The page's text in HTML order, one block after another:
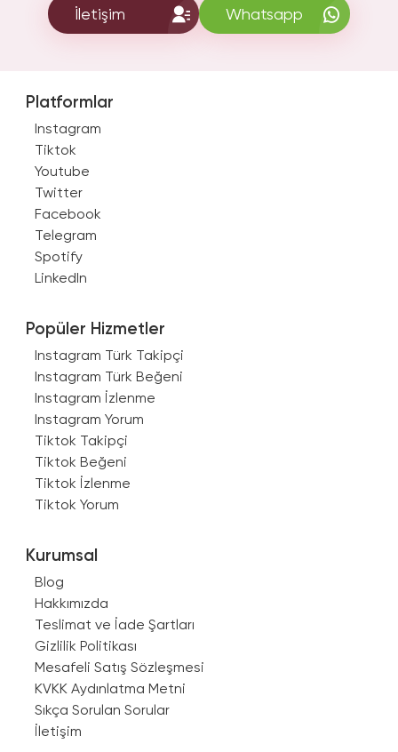
İletişim Whatsapp
Platformlar
Instagram
Tiktok
Youtube
Twitter
Facebook
Telegram
Spotify
LinkedIn
Popüler Hizmetler
Instagram Türk Takipçi
Instagram Türk Beğeni
Instagram İzlenme
Instagram Yorum
Tiktok Takipçi
Tiktok Beğeni
Tiktok İzlenme
Tiktok Yorum
Kurumsal
Blog
Hakkımızda
Teslimat ve İade Şartları
Gizlilik Politikası
Mesafeli Satış Sözleşmesi
KVKK Aydınlatma Metni
Sıkça Sorulan Sorular
İletişim